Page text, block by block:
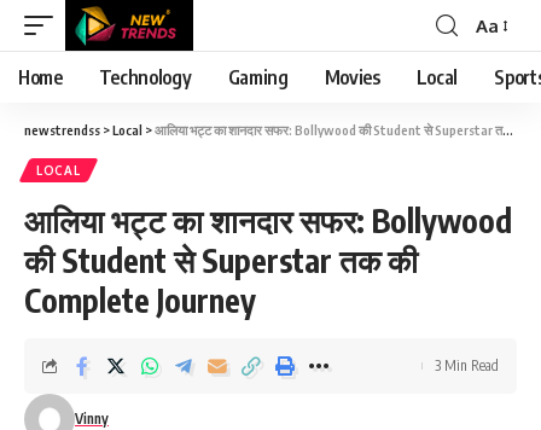
Font
Resizer
Aa
Home Technology Gaming Movies Local
newstrendss >Local >आलिया भट्ट का शानदार सफर: Bollywood की Student से Superstar तक की Complete Journey
LOCAL
आलिया भट्ट का शानदार सफर: Bollywood
की Student से Superstar तक की
Complete Journey
Vinny
3 Min Read